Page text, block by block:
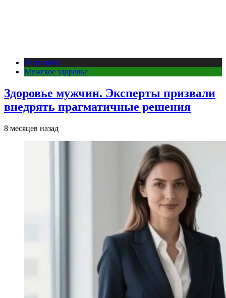
Медицина
Мужское здоровье
Здоровье мужчин. Эксперты призвали
внедрять прагматичные решения
8 месяцев назад